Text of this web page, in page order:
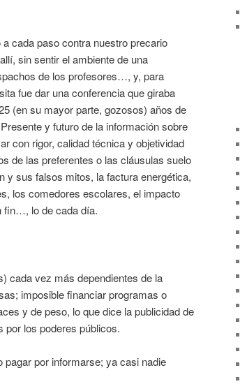
cada paso contra nuestro precario
sin sentir el ambiente de una
de los profesores…, y, para
fue dar una conferencia que giraba
(en su mayor parte, gozosos) años de
y futuro de la información sobre
con rigor, calidad técnica y objetividad
de las preferentes o las cláusulas suelo
y sus falsos mitos, la factura energética,
los comedores escolares, el impacto
fin…, lo de cada día.
cada vez más dependientes de la
imposible financiar programas o
y de peso, lo que dice la publicidad de
los poderes públicos.
por informarse; ya casi nadie